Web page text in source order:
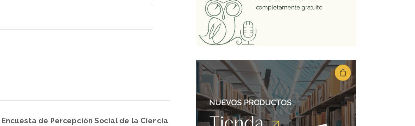
Encuesta de Percepción Social de la Ciencia